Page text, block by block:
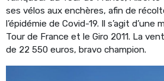
ses vélos aux enchères, afin de
l’épidémie de Covid-19. Il s’agit d’une
Tour de France et le Giro 2011. La
de 22 550 euros, bravo champion.